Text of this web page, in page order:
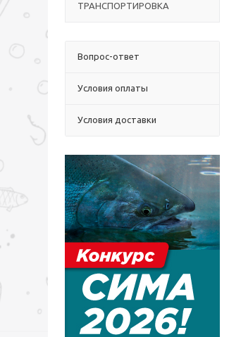
ТРАНСПОРТИРОВКА
Вопрос-ответ
Условия оплаты
Условия доставки